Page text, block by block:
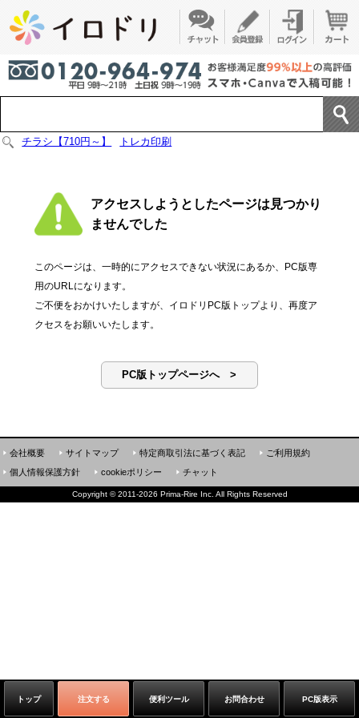
チラシ【710円～】 トレカ印刷
アクセスしようとしたページは見つかり
ませんでした
このページは、一時的にアクセスできない状況にあるか、PC版専
用のURLになります。
ご不便をおかけいたしますが、イロドリPC版トップより、再度ア
クセスをお願いいたします。
PC版トップページへ >
トップ 注文する 便利ツール お問合わせ PC版表示
会社概要 サイトマップ 特定商取引法に基づく表記
ご利用規約
個人情報保護方針
cookieポリシー チャット
Copyright ©2011-2026 Prima-Rire Inc. All Rights Reserved